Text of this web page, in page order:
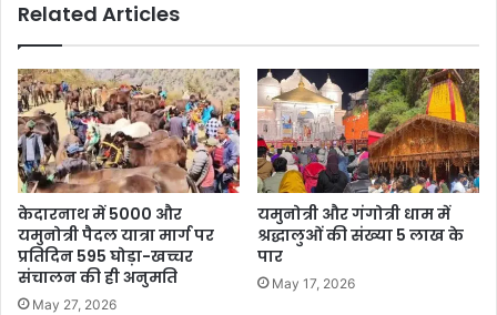
Related Articles
केदारनाथ में 5000 और
यमुनोत्री पैदल यात्रा मार्ग पर
प्रतिदिन 595 घोड़ा-खच्चर
संचालन की ही अनुमति
May 27, 2026
यमुनोत्री और गंगोत्री धाम में
श्रद्धालुओं की संख्या 5 लाख के
पार
May 17, 2026